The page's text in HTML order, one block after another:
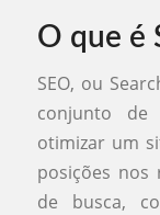
O que é
SEO, ou
conjunto
otimizar um
posições nos
de busca,